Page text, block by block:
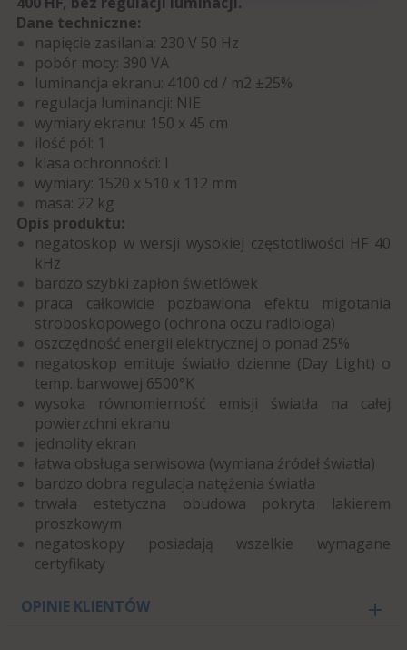
Dane techniczne:
napięcie zasilania: 230 V 50 Hz
pobór mocy: 390 VA
luminancja ekranu: 4100 cd / m2 ±25%
regulacja luminancji: NIE
wymiary ekranu: 150 x 45 cm
ilość pól: 1
klasa ochronności: I
wymiary: 1520 x 510 x 112 mm
masa: 22 kg
Opis produktu:
negatoskop w wersji wysokiej częstotliwości HF 40
kHz
bardzo szybki zapłon świetlówek
praca całkowicie pozbawiona efektu migotania
stroboskopowego (ochrona oczu radiologa)
oszczędność energii elektrycznej o ponad 25%
negatoskop emituje światło dzienne (Day Light) o
temp. barwowej 6500°K
wysoka równomierność emisji światła na całej
powierzchni ekranu
jednolity ekran
łatwa obsługa serwisowa (wymiana źródeł światła)
bardzo dobra regulacja natężenia światła
trwała estetyczna obudowa pokryta lakierem
proszkowym
negatoskopy posiadają wszelkie wymagane
certyfikaty
OPINIE KLIENTÓW